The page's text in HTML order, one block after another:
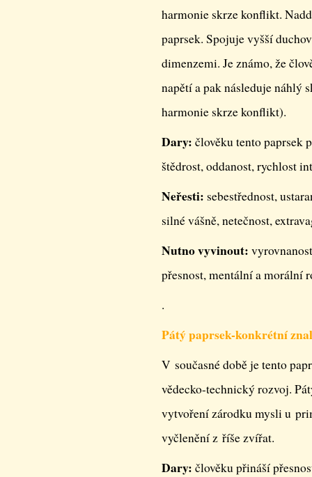
harmonie skrze konflikt.
paprsek. Spojuje vyšší
dimenzemi. Je známo, že
napětí a pak následuje náhlý
harmonie skrze konflikt).
Dary: člověku tento paprsek
štědrost, oddanost, rychlost
Neřesti: sebestřednost,
silné vášně, netečnost,
Nutno vyvinout:
přesnost, mentální a morální
.
Pátý paprsek-konkrétní
V současné době je tento
vědecko-technický rozvoj.
vytvoření zárodku mysli u
vyčlenění z říše zvířat.
Dary: člověku přináší